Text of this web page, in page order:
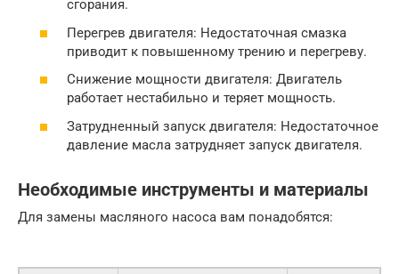
сгорания.
Перегрев двигателя: Недостаточная смазка
приводит к повышенному трению и перегреву.
Снижение мощности двигателя: Двигатель
работает нестабильно и теряет мощность.
Затрудненный запуск двигателя: Недостаточное
давление масла затрудняет запуск двигателя.
Необходимые инструменты и материалы
Для замены масляного насоса вам понадобятся: